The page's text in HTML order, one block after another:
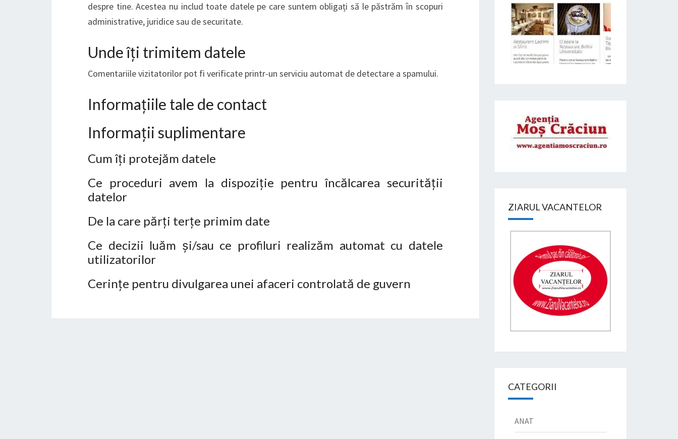
despre tine. Acestea nu includ toate datele pe care suntem obligați să le păstrăm în scopuri
administrative, juridice sau de securitate.
Unde îți trimitem datele
Comentariile vizitatorilor pot fi verificate printr-un serviciu automat de detectare a spamului.
Informațiile tale de contact
Informații suplimentare
Cum îți protejăm datele
Ce proceduri avem la dispoziție pentru încălcarea securității
datelor
De la care părți terțe primim date
Ce decizii luăm și/sau ce profiluri realizăm automat cu datele
utilizatorilor
Cerințe pentru divulgarea unei afaceri controlată de guvern
ZIARUL VACANTELOR
CATEGORII
ANAT